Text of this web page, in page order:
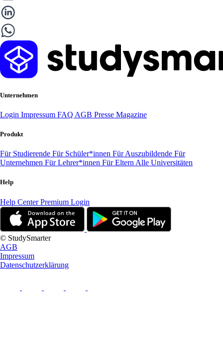
Unternehmen
Login Impressum FAQ AGB Presse Magazine
Produkt
Für Studierende Für Schüler*innen Für Auszubildende Für
Unternehmen Für Lehrer*innen Für Eltern Alle Universitäten
Help
Help CenterPremium Login
© StudySmarter
AGB
Impressum
Datenschutzerklärung